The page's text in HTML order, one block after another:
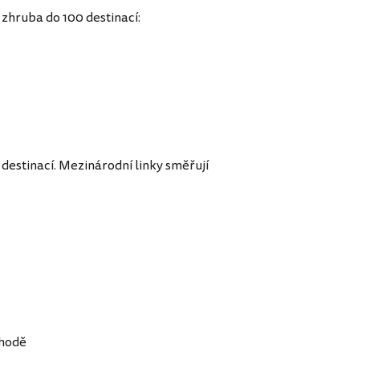
do 100 destinací:
Mezinárodní linky směřují